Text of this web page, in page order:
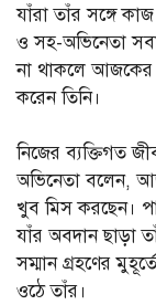
যাঁরা তাঁর সঙ্গে
ও সহ-অভিনেতা
না থাকলে আজকের
করেন তিনি।
নিজের ব্যক্তিগত
অভিনেতা বলেন,
খুব মিস করছেন।
যাঁর অবদান ছাড়া
সম্মান গ্রহণের
ওঠে তাঁর।